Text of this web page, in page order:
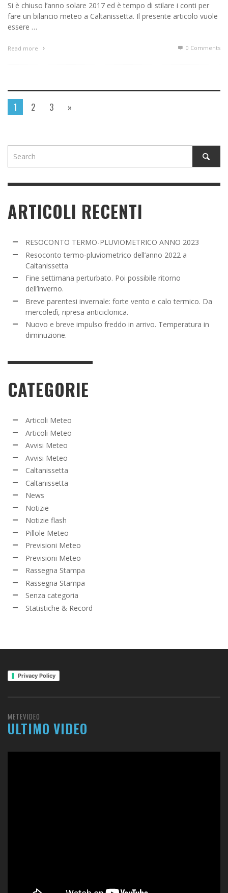
Si è chiuso l’anno solare 2017 ed è tempo di stilare i conti per
fare un bilancio meteo a Caltanissetta. Il presente articolo vuole
essere …
Read more 0 Comments
1 2 3 »
ARTICOLI RECENTI
RESOCONTO TERMO-PLUVIOMETRICO ANNO 2023
Resoconto termo-pluviometrico dell’anno 2022 a
Caltanissetta
Fine settimana perturbato. Poi possibile ritorno
dell’inverno.
Breve parentesi invernale: forte vento e calo termico. Da
mercoledì, ripresa anticiclonica.
Nuovo e breve impulso freddo in arrivo. Temperatura in
diminuzione.
CATEGORIE
Articoli Meteo
Articoli Meteo
Avvisi Meteo
Avvisi Meteo
Caltanissetta
Caltanissetta
News
Notizie
Notizie flash
Pillole Meteo
Previsioni Meteo
Previsioni Meteo
Rassegna Stampa
Rassegna Stampa
Senza categoria
Statistiche & Record
Privacy Policy
METEVIDEO
ULTIMO VIDEO